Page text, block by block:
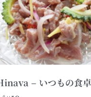
– いつもの食